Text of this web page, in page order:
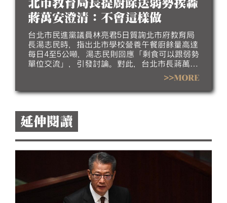
北市教育局長提廚餘送弱勢挨轟
蔣萬安澄清：不會這樣做
台北市民進黨議員林亮君5日質詢北市府教育局
長湯志民時，指出北市學校營養午餐廚餘量高達
每日4至5公噸，湯志民則回應「剩食可以跟弱勢
單位交流」，引發討論。對此，台北市長蔣萬安
今（6）日澄清，市府不會這樣做，教育局會進
>>MORE
延伸閱讀